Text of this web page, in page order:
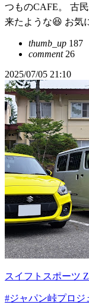
つものCAFE。 古
来たような😆 お気
thumb_up 187
comment26
2025/07/05 21:10
スイフトスポーツ
#ジャパン峠プロジ